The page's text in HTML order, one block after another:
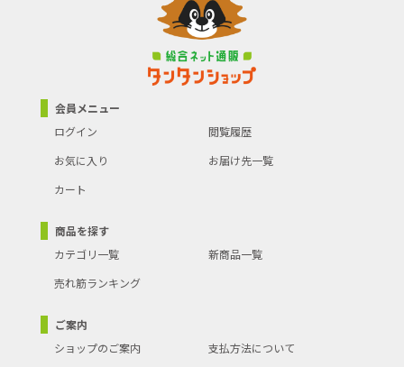
会員メニュー
ログイン
閲覧履歴
お気に入り
お届け先一覧
カート
商品を探す
カテゴリ一覧
新商品一覧
売れ筋ランキング
ご案内
ショップのご案内
支払方法について